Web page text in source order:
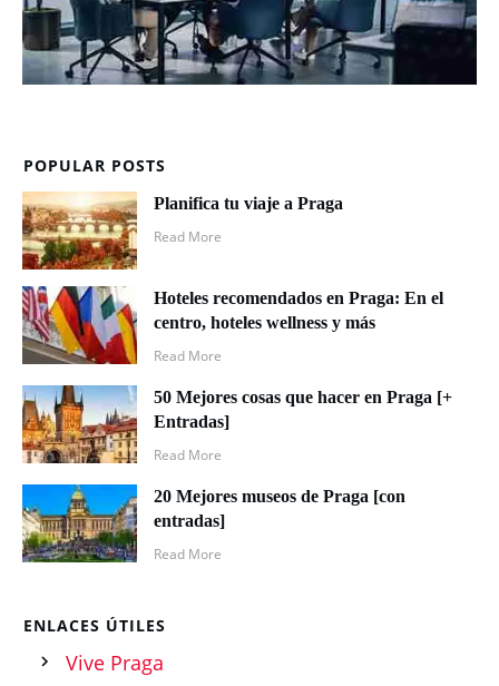
POPULAR POSTS
Planifica tu viaje a Praga
Read More
Hoteles recomendados en Praga: En el
centro, hoteles wellness y más
Read More
50 Mejores cosas que hacer en Praga [+
Entradas]
Read More
20 Mejores museos de Praga [con
entradas]
Read More
ENLACES ÚTILES
Vive Praga